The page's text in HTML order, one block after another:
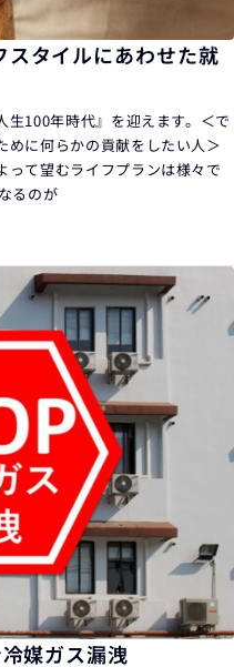
タイルにあわせた就
生100年時代』を迎えます。＜で
めに何らかの貢献をしたい人＞
って望むライフプランは様々で
るのが
媒ガス漏洩